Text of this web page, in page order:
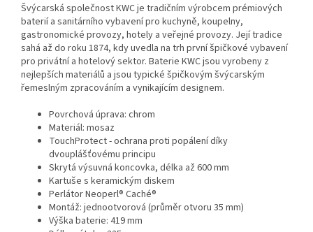
Švýcarská společnost KWC je tradičním výrobcem prémiových
baterií a sanitárního vybavení pro kuchyně, koupelny,
gastronomické provozy, hotely a veřejné provozy. Její tradice
sahá až do roku 1874, kdy uvedla na trh první špičkové vybavení
pro privátní a hotelový sektor. Baterie KWC jsou vyrobeny z
nejlepších materiálů a jsou typické špičkovým švýcarským
řemeslným zpracováním a vynikajícím designem.
Povrchová úprava: chrom
Materiál: mosaz
TouchProtect - ochrana proti popálení díky
dvouplášťovému principu
Skrytá výsuvná koncovka, délka až 600 mm
Kartuše s keramickým diskem
Perlátor Neoperl® Caché®
Montáž: jednootvorová (průměr otvoru 35 mm)
Výška baterie: 419 mm